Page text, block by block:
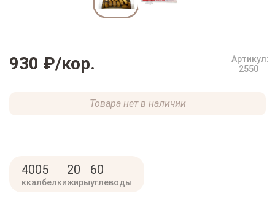
930 ₽/кор.
Артикул:
2550
Товара нет в наличии
400
ккал
5
белки
20
жиры
60
углеводы